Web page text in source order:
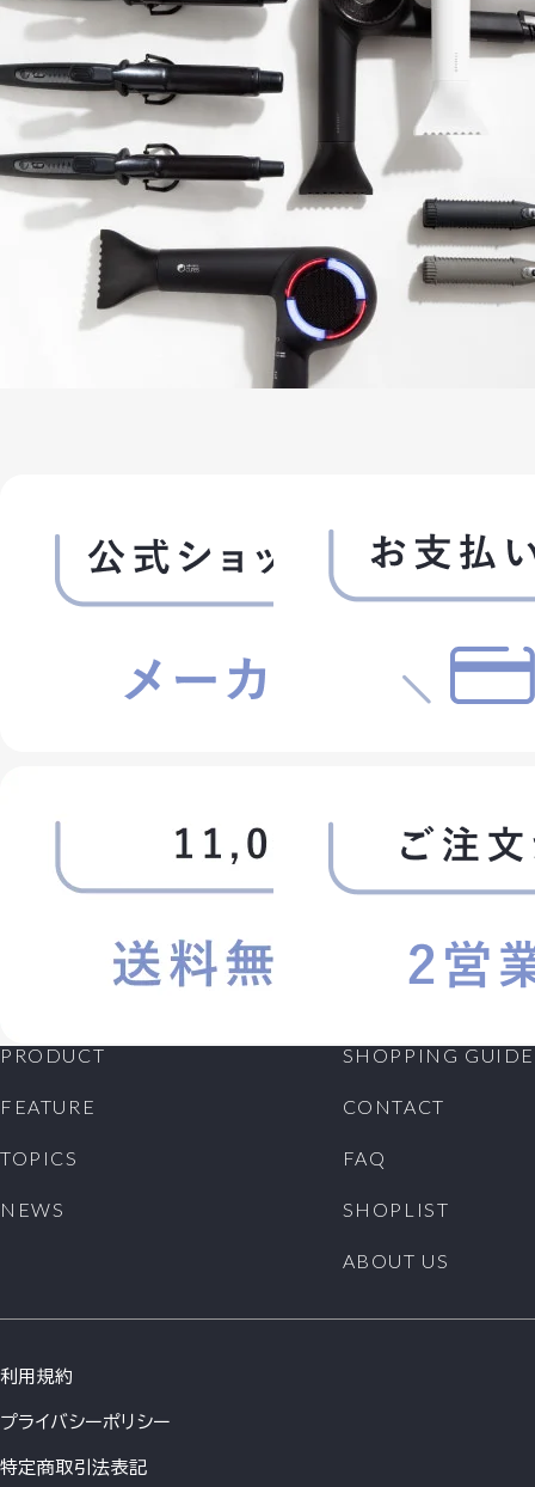
PRODUCT
FEATURE
TOPICS
NEWS
SHOPPING GUIDE
CONTACT
FAQ
SHOPLIST
ABOUT US
利用規約
プライバシーポリシー
特定商取引法表記